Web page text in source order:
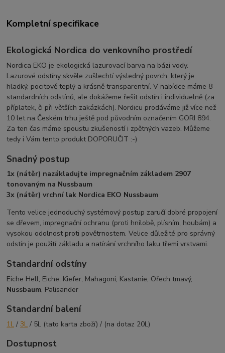
Kompletní specifikace
Ekologická Nordica do venkovního prostředí
Nordica EKO je ekologická lazurovací barva na bázi vody.
Lazurové odstíny skvěle zušlechtí výsledný povrch, který je
hladký, pocitově teplý a krásně transparentní. V nabídce máme 8
standardních odstínů, ale dokážeme řešit odstín i individuelně (za
příplatek, či při větších zakázkách). Nordicu prodáváme již více než
10 let na Českém trhu ještě pod původním označením GORI 894.
Za ten čas máme spoustu zkušeností i zpětných vazeb. Můžeme
tedy i Vám tento produkt DOPORUČIT :-)
Snadný postup
1x (nátěr) nazákladujte impregnačním základem 2907
tonovaným na Nussbaum
3x (nátěr) vrchní lak Nordica EKO Nussbaum
Tento velice jednoduchý systémový postup zaručí dobré propojení
se dřevem, impregnační ochranu (proti hnilobě, plísním, houbám) a
vysokou odolnost proti povětrnostem. Velice důležité pro správný
odstín je použití základu a natírání vrchního laku třemi vrstvami.
Standardní odstíny
Eiche Hell, Eiche, Kiefer, Mahagoni, Kastanie, Ořech tmavý,
Nussbaum, Palisander
Standardní balení
1L /3L / 5L (tato karta zboží) / (na dotaz 20L)
Dostupnost